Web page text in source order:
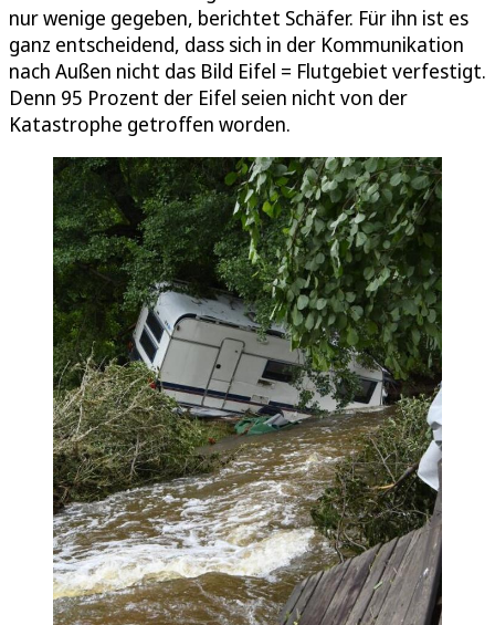
nur wenige gegeben, berichtet Schäfer. Für ihn ist es
ganz entscheidend, dass sich in der Kommunikation
nach Außen nicht das Bild Eifel = Flutgebiet verfestigt.
Denn 95 Prozent der Eifel seien nicht von der
Katastrophe getroffen worden.